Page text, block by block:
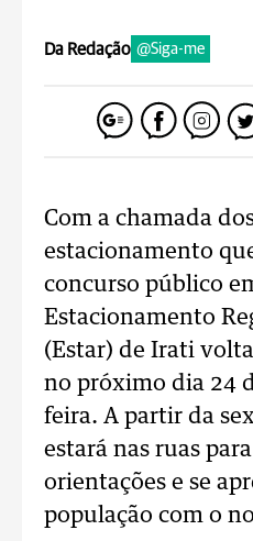
Da Redação @Siga-me
Com a chamada
estacionamento
concurso público
Estacionamento
(Estar) de Irati
no próximo dia 24
feira. A partir da
estará nas ruas
orientações e se
população com o